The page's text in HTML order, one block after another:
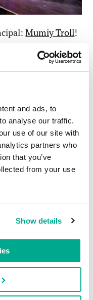
and ads, to
analyse our traffic.
use of our site with
partners who
that you’ve
from your use
Show details
Mumiy Troll!